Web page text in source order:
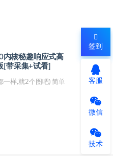
内核秘趣响应式高
[带采集+试看]
一样,就2个图吧) 简单
签到
客服
微信
技术